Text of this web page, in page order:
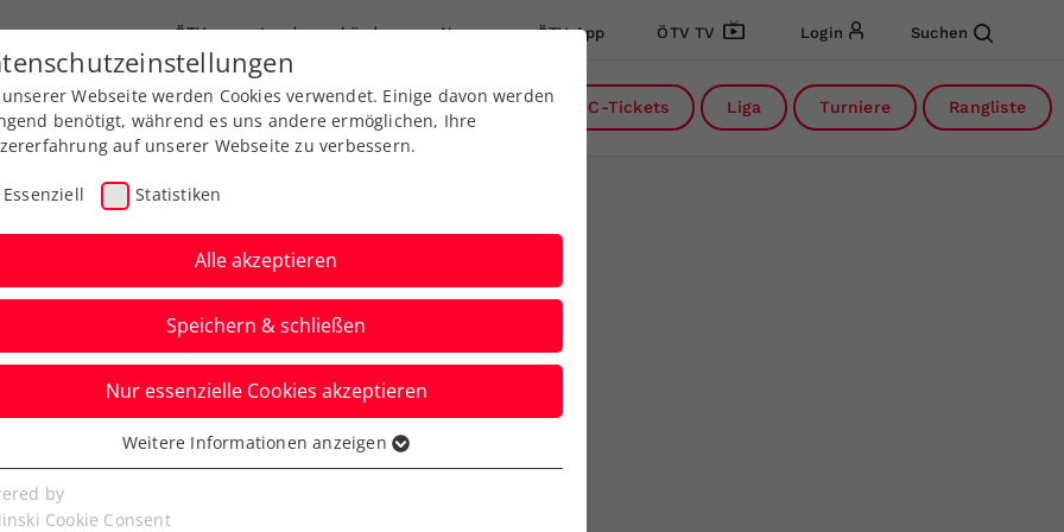
ÖTV Landesverbände News ÖTV App ÖTV TV Login Suchen
Ausbildung Services Über uns DC-Tickets Liga Turniere Rangliste
für ÖTV-Quartett
von Wimbledon
Webseite werden Cookies verwendet. Einige davon werden
benötigt, während es uns andere ermöglichen, Ihre
auf unserer Webseite zu verbessern.
Essenziell Statistiken
Alle akzeptieren
Speichern & schließen
Nur essenzielle Cookies akzeptieren
Cookies werden für grundlegende Funktionen der
benötigt. Dadurch ist gewährleistet, dass die Webseite
Weitere Informationen anzeigen
by
Cookie Consent